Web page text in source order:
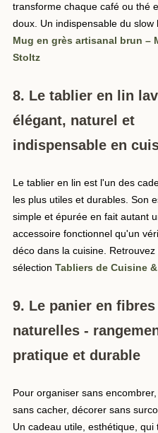
transforme chaque café ou thé
doux. Un indispensable du slow
Mug en grès artisanal brun –
Stoltz
8. Le tablier en lin
élégant, naturel et
indispensable en
Le tablier en lin est l'un des
les plus utiles et durables. Son
simple et épurée en fait autant
accessoire fonctionnel qu'un
déco dans la cuisine. Retrouvez
sélection Tabliers de Cuisine
9. Le panier en fibres
naturelles -
pratique et durable
Pour organiser sans
sans cacher, décorer sans
Un cadeau utile, esthétique, qui